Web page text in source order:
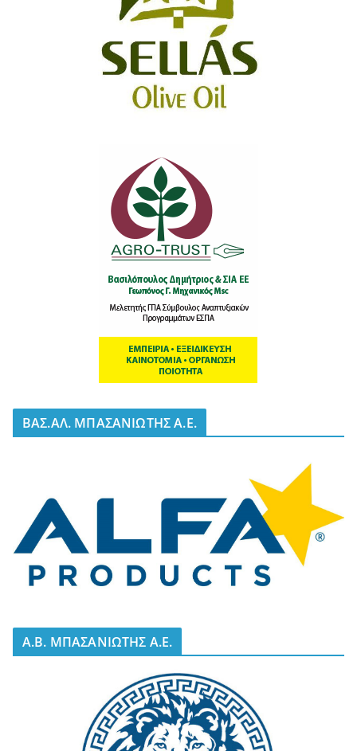
BΑΣ.ΑΛ. ΜΠΑΣΑΝΙΩΤΗΣ Α.Ε.
A.B. ΜΠΑΣΑΝΙΩΤΗΣ Α.Ε.